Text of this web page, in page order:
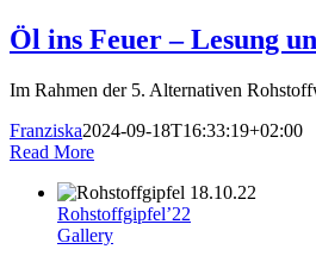
Öl ins Feuer – Lesung
Im Rahmen der 5. Alternativen
Franziska2024-09-18T16:33:19+02:00
Read More
Rohstoffgipfel’22
Gallery